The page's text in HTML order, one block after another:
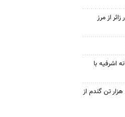
و ۴۰۰ هزار زائر از مرز
اشرفیه با
اینفوگرافیک؛ خرید بیش از ۲۰۷ هزار تن گندم از